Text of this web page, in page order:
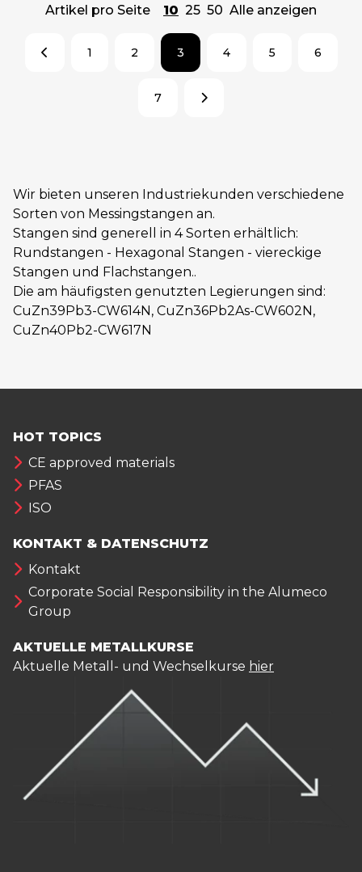
Artikel pro Seite
10 25 50 Alle anzeigen
1 2 3 4 5 6
7
Wir bieten unseren Industriekunden verschiedene
Sorten von Messingstangen an.
Stangen sind generell in 4 Sorten erhältlich:
Rundstangen - Hexagonal Stangen - viereckige
Stangen und Flachstangen..
Die am häufigsten genutzten Legierungen sind:
CuZn39Pb3-CW614N, CuZn36Pb2As-CW602N,
CuZn40Pb2-CW617N
HOT TOPICS
CE approved materials
PFAS
ISO
KONTAKT & DATENSCHUTZ
Kontakt
Corporate Social Responsibility in the Alumeco
Group
AKTUELLE METALLKURSE
Aktuelle Metall- und Wechselkurse hier